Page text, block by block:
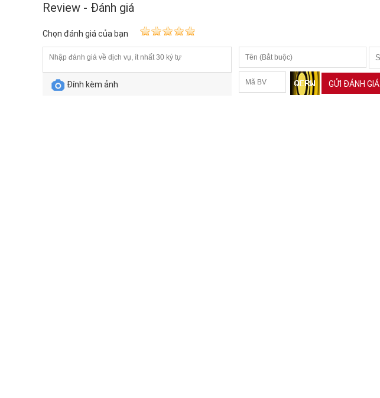
Review - Đánh giá
Chọn đánh giá của bạn
GỬI ĐÁNH GIÁ
Đính kèm ảnh